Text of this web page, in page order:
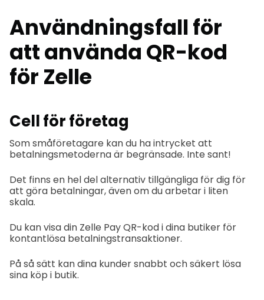
Användningsfall för
att använda QR-kod
för Zelle
Cell för företag
Som småföretagare kan du ha intrycket att
betalningsmetoderna är begränsade. Inte sant!
Det finns en hel del alternativ tillgängliga för dig för
att göra betalningar, även om du arbetar i liten
skala.
Du kan visa din Zelle Pay QR-kod i dina butiker för
kontantlösa betalningstransaktioner.
På så sätt kan dina kunder snabbt och säkert lösa
sina köp i butik.